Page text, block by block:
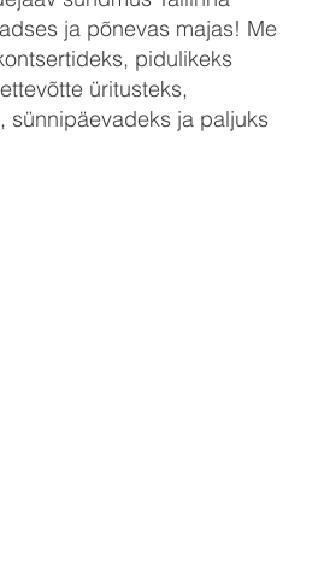
ja põnevas majas! Me
pidulikeks
üritusteks,
sünnipäevadeks ja paljuks